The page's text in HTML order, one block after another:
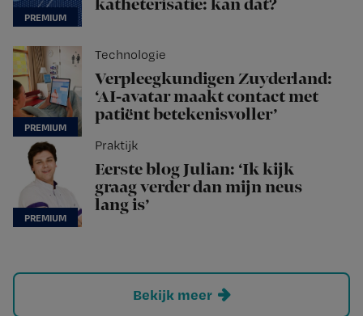
katheterisatie: kan dat?
Technologie
Verpleegkundigen Zuyderland:
‘AI-avatar maakt contact met
patiënt betekenisvoller’
Praktijk
Eerste blog Julian: ‘Ik kijk
graag verder dan mijn neus
lang is’
Bekijk meer